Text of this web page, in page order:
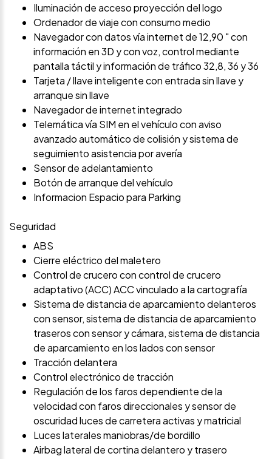
Iluminación de acceso proyección del logo
Ordenador de viaje con consumo medio
Navegador con datos vía internet de 12,90 " con
información en 3D y con voz, control mediante
pantalla táctil y información de tráfico 32,8, 36 y 36
Tarjeta / llave inteligente con entrada sin llave y
arranque sin llave
Navegador de internet integrado
Telemática vía SIM en el vehículo con aviso
avanzado automático de colisión y sistema de
seguimiento asistencia por avería
Sensor de adelantamiento
Botón de arranque del vehículo
Informacion Espacio para Parking
Seguridad
ABS
Cierre eléctrico del maletero
Control de crucero con control de crucero
adaptativo (ACC) ACC vinculado a la cartografía
Sistema de distancia de aparcamiento delanteros
con sensor, sistema de distancia de aparcamiento
traseros con sensor y cámara, sistema de distancia
de aparcamiento en los lados con sensor
Tracción delantera
Control electrónico de tracción
Regulación de los faros dependiente de la
velocidad con faros direccionales y sensor de
oscuridad luces de carretera activas y matricial
Luces laterales maniobras/de bordillo
Airbag lateral de cortina delantero y trasero